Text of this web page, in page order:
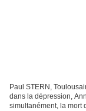
Paul STERN,
dans la dépression,
simultanément, la mort